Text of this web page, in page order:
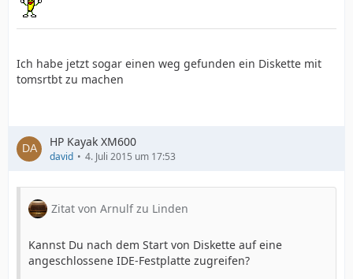
Ich habe jetzt sogar einen weg gefunden ein Diskette mit
tomsrtbt zu machen
HP Kayak XM600
david 4. Juli 2015 um 17:53
Zitat von Arnulf zu Linden
Kannst Du nach dem Start von Diskette auf eine
angeschlossene IDE-Festplatte zugreifen?